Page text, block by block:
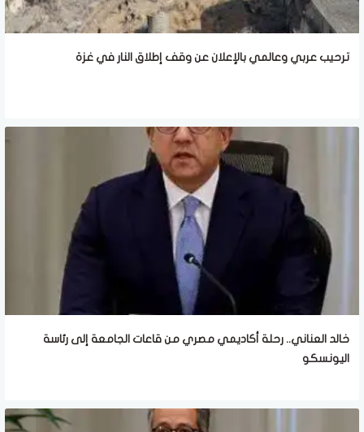
ترحيب عربي وعالمي بالإعلان عن وقف إطلاق النار في غزة
خالد العناني.. رحلة أكاديمي مصري من قاعات الجامعة إلى رئاسة
اليونسكو